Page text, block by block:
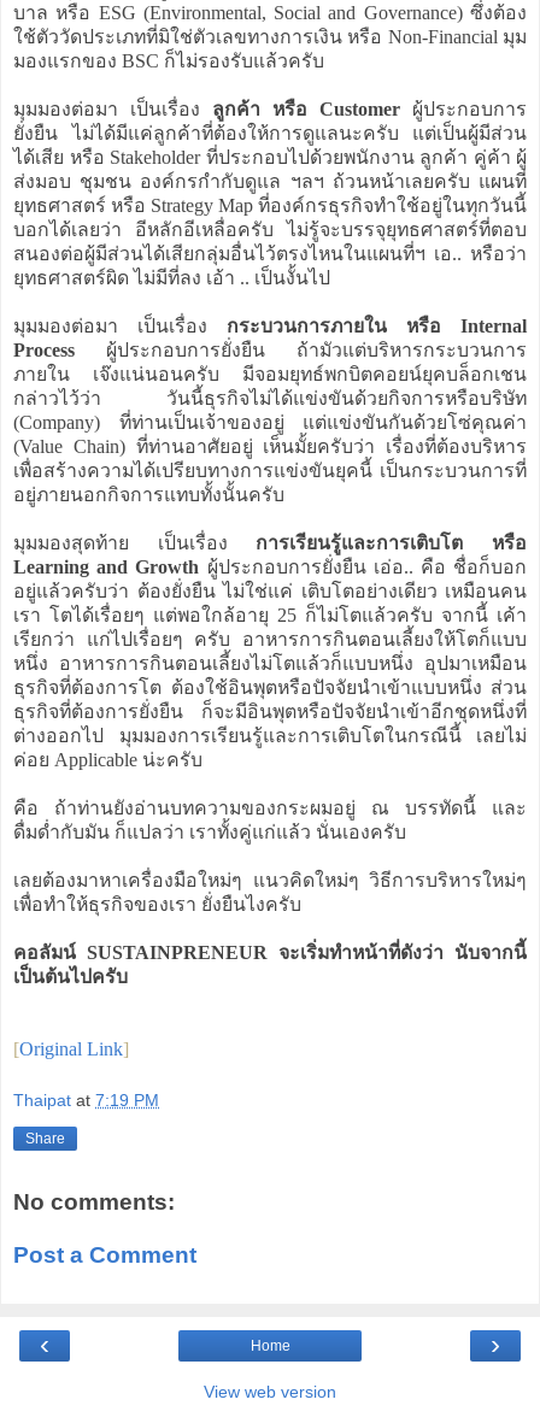
บาล หรือ ESG (Environmental, Social and Governance) ซึ่งต้อง
ใช้ตัววัดประเภทที่มิใช่ตัวเลขทางการเงิน หรือ Non-Financial มุม
มองแรกของ BSC ก็ไม่รองรับแล้วครับ
มุมมองต่อมา เป็นเรื่อง ลูกค้า หรือ Customer ผู้ประกอบการ
ยั่งยืน ไม่ได้มีแค่ลูกค้าที่ต้องให้การดูแลนะครับ แต่เป็นผู้มีส่วน
ได้เสีย หรือ Stakeholder ที่ประกอบไปด้วยพนักงาน ลูกค้า คู่ค้า ผู้
ส่งมอบ ชุมชน องค์กรกำกับดูแล ฯลฯ ถ้วนหน้าเลยครับ แผนที่
ยุทธศาสตร์ หรือ Strategy Map ที่องค์กรธุรกิจทำใช้อยู่ในทุกวันนี้
บอกได้เลยว่า อีหลักอีเหลื่อครับ ไม่รู้จะบรรจุยุทธศาสตร์ที่ตอบ
สนองต่อผู้มีส่วนได้เสียกลุ่มอื่นไว้ตรงไหนในแผนที่ฯ เอ.. หรือว่า
ยุทธศาสตร์ผิด ไม่มีที่ลง เอ้า .. เป็นงั้นไป
มุมมองต่อมา เป็นเรื่อง กระบวนการภายใน หรือ Internal
Process ผู้ประกอบการยั่งยืน ถ้ามัวแต่บริหารกระบวนการ
ภายใน เจ๊งแน่นอนครับ มีจอมยุทธ์พกบิตคอยน์ยุคบล็อกเชน
กล่าวไว้ว่า วันนี้ธุรกิจไม่ได้แข่งขันด้วยกิจการหรือบริษัท
(Company) ที่ท่านเป็นเจ้าของอยู่ แต่แข่งขันกันด้วยโซ่คุณค่า
(Value Chain) ที่ท่านอาศัยอยู่ เห็นมั้ยครับว่า เรื่องที่ต้องบริหาร
เพื่อสร้างความได้เปรียบทางการแข่งขันยุคนี้ เป็นกระบวนการที่
อยู่ภายนอกกิจการแทบทั้งนั้นครับ
มุมมองสุดท้าย เป็นเรื่อง การเรียนรู้และการเติบโต หรือ
Learning and Growth ผู้ประกอบการยั่งยืน เอ่อ.. คือ ชื่อก็บอก
อยู่แล้วครับว่า ต้องยั่งยืน ไม่ใช่แค่ เติบโตอย่างเดียว เหมือนคน
เรา โตได้เรื่อยๆ แต่พอใกล้อายุ 25 ก็ไม่โตแล้วครับ จากนี้ เค้า
เรียกว่า แก่ไปเรื่อยๆ ครับ อาหารการกินตอนเลี้ยงให้โตก็แบบ
หนึ่ง อาหารการกินตอนเลี้ยงไม่โตแล้วก็แบบหนึ่ง อุปมาเหมือน
ธุรกิจที่ต้องการโต ต้องใช้อินพุตหรือปัจจัยนำเข้าแบบหนึ่ง ส่วน
ธุรกิจที่ต้องการยั่งยืน ก็จะมีอินพุตหรือปัจจัยนำเข้าอีกชุดหนึ่งที่
ต่างออกไป มุมมองการเรียนรู้และการเติบโตในกรณีนี้ เลยไม่
ค่อย Applicable น่ะครับ
คือ ถ้าท่านยังอ่านบทความของกระผมอยู่ ณ บรรทัดนี้ และ
ดื่มด่ำกับมัน ก็แปลว่า เราทั้งคู่แก่แล้ว นั่นเองครับ
เลยต้องมาหาเครื่องมือใหม่ๆ แนวคิดใหม่ๆ วิธีการบริหารใหม่ๆ
เพื่อทำให้ธุรกิจของเรา ยั่งยืนไงครับ
คอลัมน์ SUSTAINPRENEUR จะเริ่มทำหน้าที่ดังว่า นับจากนี้
เป็นต้นไปครับ
[Original Link]
Thaipat at 7:19 PM
Share
No comments:
Post a Comment
‹ ›
Home
View web version